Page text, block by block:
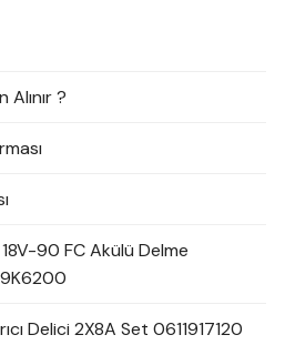
?
90 FC Akülü Delme
Delici 2X8A Set 0611917120